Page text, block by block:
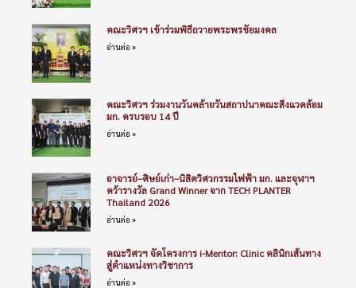
คณะวิศวฯ เข้าร่วมพิธีถวายพระพรชัยมงคล
อ่านต่อ »
คณะวิศวฯ ร่วมงานวันคล้ายวันสถาปนาคณะสิ่งแวดล้อม
มก. ครบรอบ 14 ปี
อ่านต่อ »
อาจารย์–ศิษย์เก่า–นิสิตวิศวกรรมไฟฟ้า มก. และจุฬาฯ
คว้ารางวัล Grand Winner จาก TECH PLANTER
Thailand 2026
อ่านต่อ »
คณะวิศวฯ จัดโครงการ i-Mentor: Clinic คลินิกเส้นทาง
สู่ตำแหน่งทางวิชาการ
อ่านต่อ »